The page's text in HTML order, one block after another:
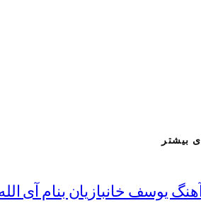
بیشتر
یوسف خانبازیان بنام آی